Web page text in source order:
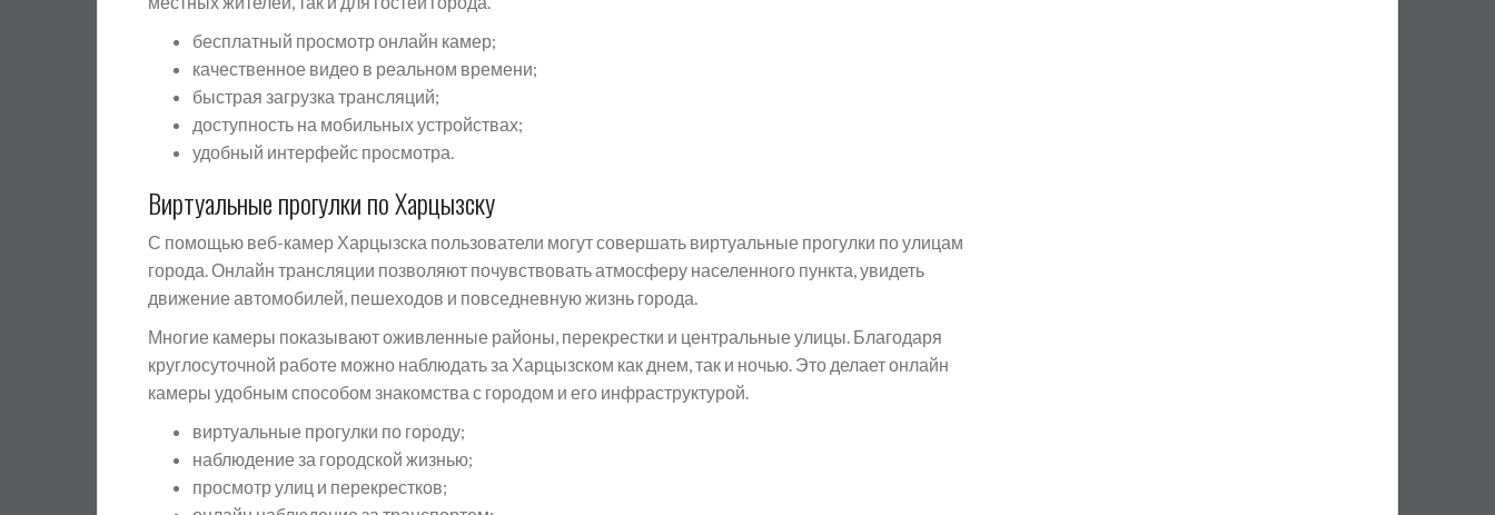
бесплатный просмотр онлайн камер;
качественное видео в реальном времени;
быстрая загрузка трансляций;
доступность на мобильных устройствах;
удобный интерфейс просмотра.
Виртуальные прогулки по Харцызску
С помощью веб-камер Харцызска пользователи могут совершать виртуальные прогулки по улицам
города. Онлайн трансляции позволяют почувствовать атмосферу населенного пункта, увидеть
движение автомобилей, пешеходов и повседневную жизнь города.
Многие камеры показывают оживленные районы, перекрестки и центральные улицы. Благодаря
круглосуточной работе можно наблюдать за Харцызском как днем, так и ночью. Это делает онлайн
камеры удобным способом знакомства с городом и его инфраструктурой.
виртуальные прогулки по городу;
наблюдение за городской жизнью;
просмотр улиц и перекрестков;